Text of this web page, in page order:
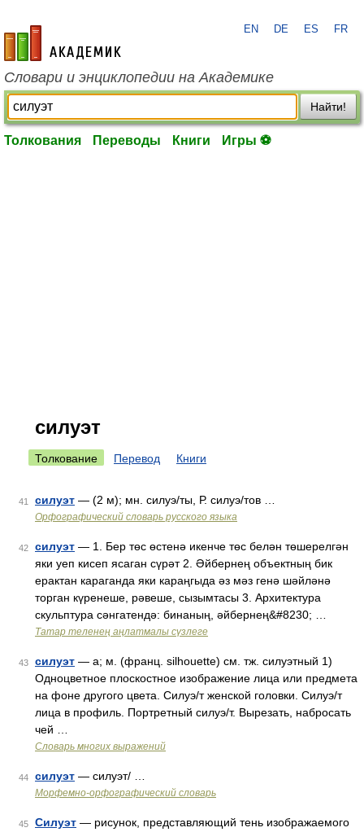
academic.ru
EN DE ES FR
Словари и энциклопедии на Академике
Найти!
Толкования Переводы Книги Игры ⚽
силуэт
Толкование Перевод Книги
41 силуэт — (2 м); мн. силуэ/ты, Р. силуэ/тов …
Орфографический словарь русского языка
42 силуэт — 1. Бер төс өстенә икенче төс белән төшерелгән
яки уеп кисеп ясаган сүрәт 2. Әйбернең объектның бик
ерактан караганда яки караңгыда әз мәз генә шәйләнә
торган күренеше, рәвеше, сызымтасы 3. Архитектура
скульптура сәнгатендә: бинаның, әйбернең&#8230; …
Татар теленең аңлатмалы сүзлеге
43 силуэт — а; м. (франц. silhouette) см. тж. силуэтный 1)
Одноцветное плоскостное изображение лица или предмета
на фоне другого цвета. Силуэ/т женской головки. Силуэ/т
лица в профиль. Портретный силуэ/т. Вырезать, набросать
чей …
Словарь многих выражений
44 силуэт — силуэт/ …
Морфемно-орфографический словарь
45 Силуэт — рисунок, представляющий тень изображаемого